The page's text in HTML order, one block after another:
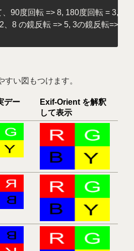
90度回転 => 8, 180度回転 = 3,
い図もつけます。
デー
Exif-Orient を解釈
して表示